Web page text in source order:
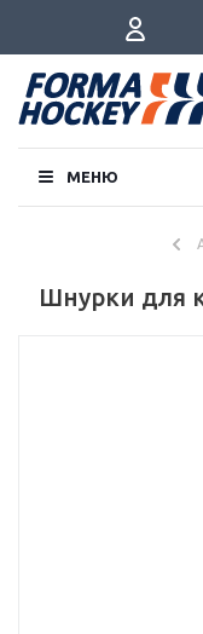
МЕНЮ
Шнурки для